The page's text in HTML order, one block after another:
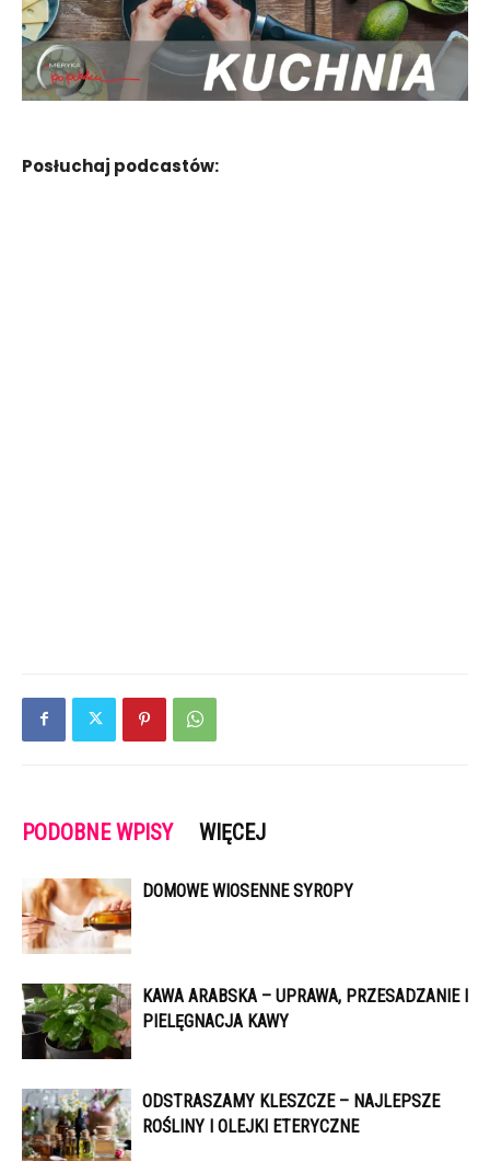
Posłuchaj podcastów:
PODOBNE WPISY WIĘCEJ
DOMOWE WIOSENNE SYROPY
KAWA ARABSKA – UPRAWA, PRZESADZANIE I
PIELĘGNACJA KAWY
ODSTRASZAMY KLESZCZE – NAJLEPSZE
ROŚLINY I OLEJKI ETERYCZNE